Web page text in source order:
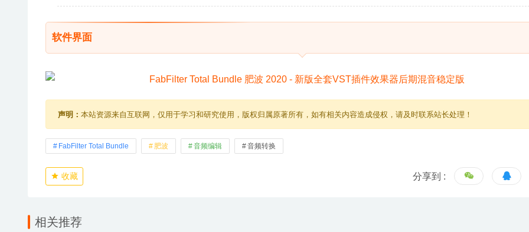
软件界面
声明： 本站资源来自互联网，仅用于学习和研究使用，版权归属原著所有，如有相关内容造成侵权，请及时联系站长处理！
FabFilter Total Bundle 肥波 音频编辑 音频转换
收藏 分享到 :
相关推荐